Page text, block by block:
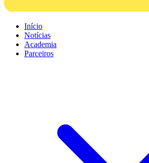
Início
Notícias
Academia
Parceiros